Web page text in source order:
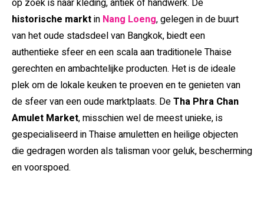
op zoek is naar kleding, antiek of handwerk. De
historische marktin Nang Loeng, gelegen in de buurt
van het oude stadsdeel van Bangkok, biedt een
authentieke sfeer en een scala aan traditionele Thaise
gerechten en ambachtelijke producten. Het is de ideale
plek om de lokale keuken te proeven en te genieten van
de sfeer van een oude marktplaats. DeTha Phra Chan
Amulet Market, misschien wel de meest unieke, is
gespecialiseerd in Thaise amuletten en heilige objecten
die gedragen worden als talisman voor geluk, bescherming
en voorspoed.